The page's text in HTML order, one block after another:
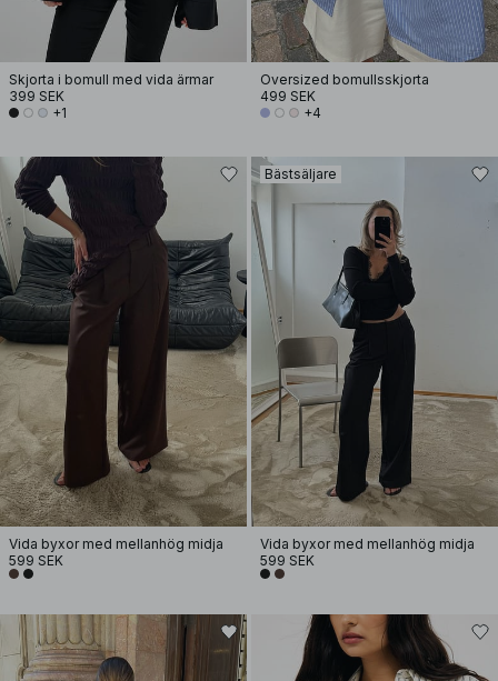
Skjorta i bomull med vida ärmar
399 SEK
+1
Oversized bomullsskjorta
499 SEK
+4
Vida byxor med mellanhög midja
599 SEK
Bästsäljare
Vida byxor med mellanhög midja
599 SEK